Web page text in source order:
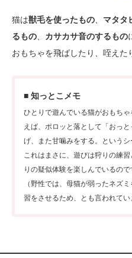
猫は獣毛を使ったもの
マタタ
るもの
カサカサ音のするもの
おもちゃを飛ばしたり、咥えた
■ 知っとこメモ
ひとりで遊んでいる猫がおもち
えば、ポロッと落として「おっ
げ、また甘噛みをする。というシ
これはまさに、遊びは狩りの練
りの疑似体験を楽しんでいるので
（野性では、母猫が弱ったネズ
習をさせるため、とも言われてい